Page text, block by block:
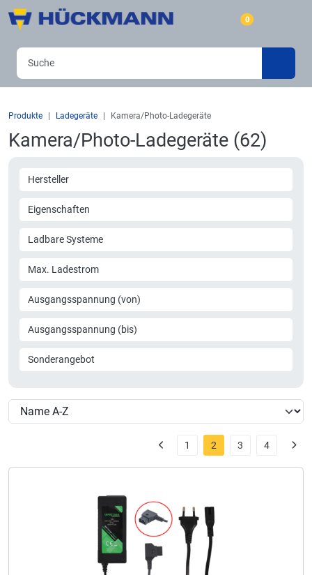
0
Produkte Ladegeräte Kamera/Photo-Ladegeräte
Kamera/Photo-Ladegeräte (62)
Hersteller
Eigenschaften
Ladbare Systeme
Max. Ladestrom
Ausgangsspannung (von)
Ausgangsspannung (bis)
Sonderangebot
1 2 3 4